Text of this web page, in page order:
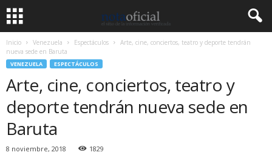
Inicio Venezuela Espectáculos
Arte, cine, conciertos, teatro y deporte tendrán
nueva sede en Baruta
VENEZUELA ESPECTÁCULOS
Arte, cine, conciertos, teatro y
deporte tendrán nueva sede en
Baruta
8 noviembre, 2018 1829